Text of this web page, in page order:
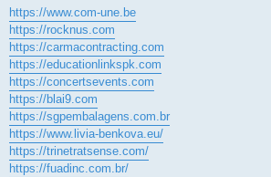
https://www.com-une.be
https://rocknus.com
https://carmacontracting.com
https://educationlinkspk.com
https://concertsevents.com
https://blai9.com
https://sgpembalagens.com.br
https://www.livia-benkova.eu/
https://trinetratsense.com/
https://fuadinc.com.br/